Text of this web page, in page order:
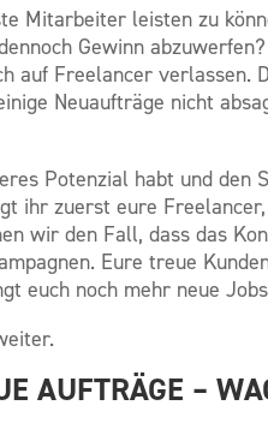
Mitarbeiter leisten zu
Gewinn
auf Freelancer verlassen.
Neuaufträge nicht
Potenzial habt und den
ihr zuerst eure
wir den Fall, dass das
Eure treue
euch noch mehr neue
AUFTRÄGE –